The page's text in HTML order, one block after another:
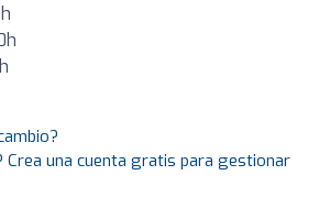
Crea una cuenta gratis para gestionar